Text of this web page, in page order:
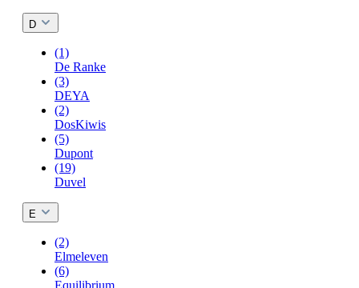
D
(1)
De Ranke
(3)
DEYA
(2)
DosKiwis
(5)
Dupont
(19)
Duvel
E
(2)
Elmeleven
(6)
Equilibrium